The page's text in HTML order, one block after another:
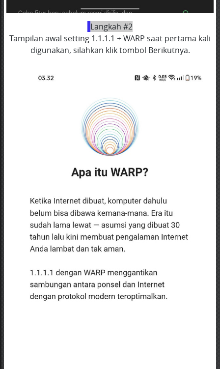
Langkah #2
Tampilan awal setting 1.1.1.1 + WARP saat pertama kali
digunakan, silahkan klik tombol Berikutnya.